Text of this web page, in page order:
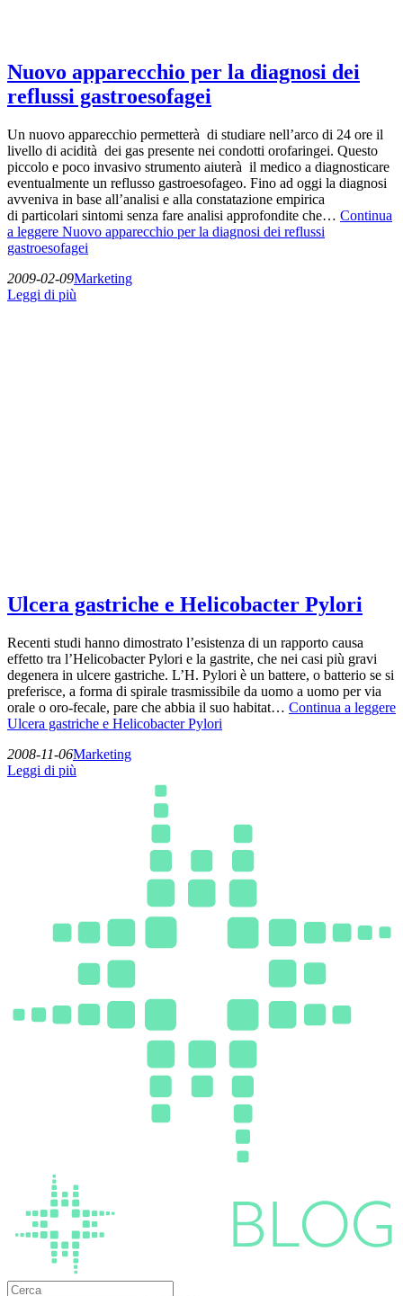
Nuovo apparecchio per la diagnosi dei
reflussi gastroesofagei
Un nuovo apparecchio permetterà di studiare nell’arco di 24 ore il
livello di acidità dei gas presente nei condotti orofaringei. Questo
piccolo e poco invasivo strumento aiuterà il medico a diagnosticare
eventualmente un reflusso gastroesofageo. Fino ad oggi la diagnosi
avveniva in base all’analisi e alla constatazione empirica
di particolari sintomi senza fare analisi approfondite che… Continua
a leggere Nuovo apparecchio per la diagnosi dei reflussi
gastroesofagei
2009-02-09Marketing
Leggi di più
Ulcera gastriche e Helicobacter Pylori
Recenti studi hanno dimostrato l’esistenza di un rapporto causa
effetto tra l’Helicobacter Pylori e la gastrite, che nei casi più gravi
degenera in ulcere gastriche. L’H. Pylori è un battere, o batterio se si
preferisce, a forma di spirale trasmissibile da uomo a uomo per via
orale o oro-fecale, pare che abbia il suo habitat… Continua a leggere
Ulcera gastriche e Helicobacter Pylori
2008-11-06Marketing
Leggi di più